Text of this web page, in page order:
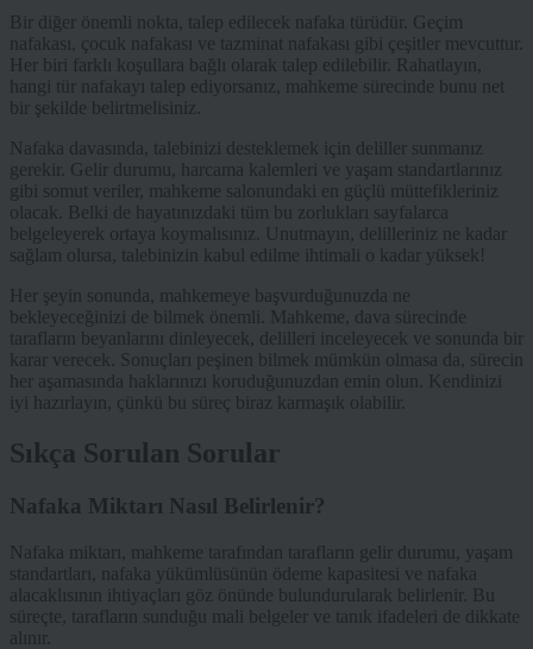
Bir diğer önemli nokta, talep edilecek nafaka türüdür. Geçim
nafakası, çocuk nafakası ve tazminat nafakası gibi çeşitler mevcuttur.
Her biri farklı koşullara bağlı olarak talep edilebilir. Rahatlayın,
hangi tür nafakayı talep ediyorsanız, mahkeme sürecinde bunu net
bir şekilde belirtmelisiniz.
Nafaka davasında, talebinizi desteklemek için deliller sunmanız
gerekir. Gelir durumu, harcama kalemleri ve yaşam standartlarınız
gibi somut veriler, mahkeme salonundaki en güçlü müttefikleriniz
olacak. Belki de hayatınızdaki tüm bu zorlukları sayfalarca
belgeleyerek ortaya koymalısınız. Unutmayın, delilleriniz ne kadar
sağlam olursa, talebinizin kabul edilme ihtimali o kadar yüksek!
Her şeyin sonunda, mahkemeye başvurduğunuzda ne
bekleyeceğinizi de bilmek önemli. Mahkeme, dava sürecinde
tarafların beyanlarını dinleyecek, delilleri inceleyecek ve sonunda bir
karar verecek. Sonuçları peşinen bilmek mümkün olmasa da, sürecin
her aşamasında haklarınızı koruduğunuzdan emin olun. Kendinizi
iyi hazırlayın, çünkü bu süreç biraz karmaşık olabilir.
Sıkça Sorulan Sorular
Nafaka Miktarı Nasıl Belirlenir?
Nafaka miktarı, mahkeme tarafından tarafların gelir durumu, yaşam
standartları, nafaka yükümlüsünün ödeme kapasitesi ve nafaka
alacaklısının ihtiyaçları göz önünde bulundurularak belirlenir. Bu
süreçte, tarafların sunduğu mali belgeler ve tanık ifadeleri de dikkate
alınır.